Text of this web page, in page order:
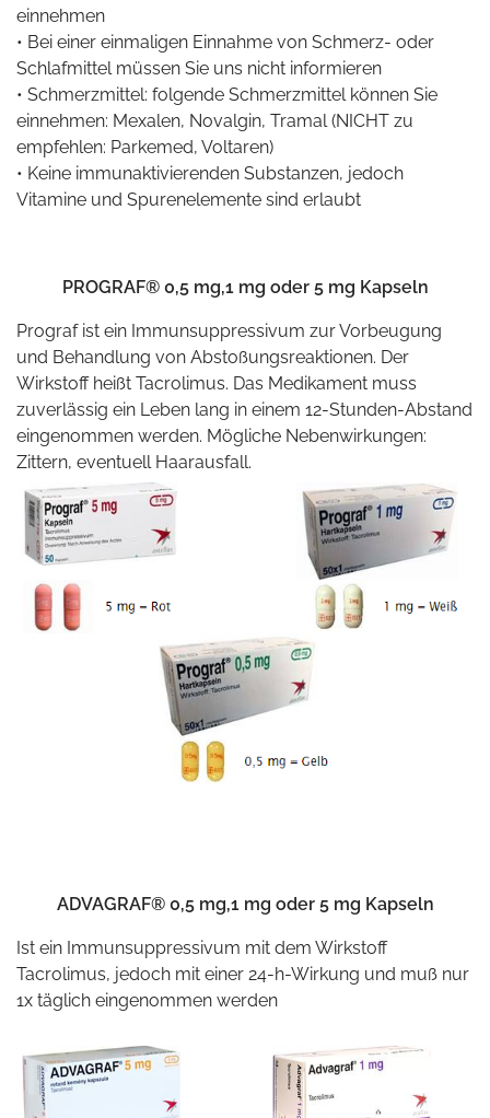
einnehmen
• Bei einer einmaligen Einnahme von Schmerz- oder
Schlafmittel müssen Sie uns nicht informieren
• Schmerzmittel: folgende Schmerzmittel können Sie
einnehmen: Mexalen, Novalgin, Tramal (NICHT zu
empfehlen: Parkemed, Voltaren)
• Keine immunaktivierenden Substanzen, jedoch
Vitamine und Spurenelemente sind erlaubt
PROGRAF® 0,5 mg,1 mg oder 5 mg Kapseln
Prograf ist ein Immunsuppressivum zur Vorbeugung
und Behandlung von Abstoßungsreaktionen. Der
Wirkstoff heißt Tacrolimus. Das Medikament muss
zuverlässig ein Leben lang in einem 12-Stunden-Abstand
eingenommen werden. Mögliche Nebenwirkungen:
Zittern, eventuell Haarausfall.
ADVAGRAF® 0,5 mg,1 mg oder 5 mg Kapseln
Ist ein Immunsuppressivum mit dem Wirkstoff
Tacrolimus, jedoch mit einer 24-h-Wirkung und muß nur
1x täglich eingenommen werden